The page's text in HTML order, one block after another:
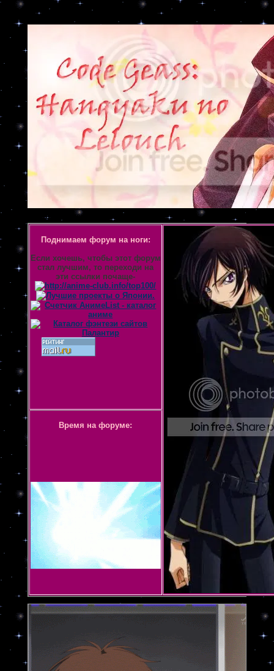
Объявление
Поднимаем форум на ноги:
Если хочешь, чтобы этот форум
стал лучшим, то переходи на
эти ссылки почаще-
Время на форуме: